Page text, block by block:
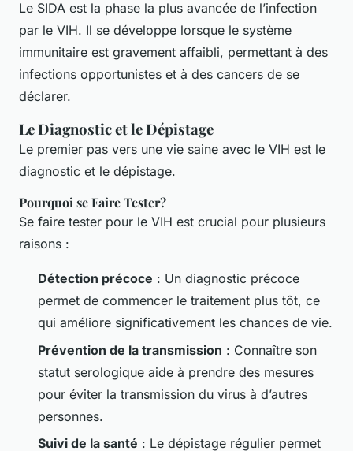
Le SIDA est la phase la plus avancée de l’infection
par le VIH. Il se développe lorsque le système
immunitaire est gravement affaibli, permettant à des
infections opportunistes et à des cancers de se
déclarer.
Le Diagnostic et le Dépistage
Le premier pas vers une vie saine avec le VIH est le
diagnostic et le dépistage.
Pourquoi se Faire Tester?
Se faire tester pour le VIH est crucial pour plusieurs
raisons :
Détection précoce : Un diagnostic précoce
permet de commencer le traitement plus tôt, ce
qui améliore significativement les chances de vie.
Prévention de la transmission : Connaître son
statut serologique aide à prendre des mesures
pour éviter la transmission du virus à d’autres
personnes.
Suivi de la santé : Le dépistage régulier permet